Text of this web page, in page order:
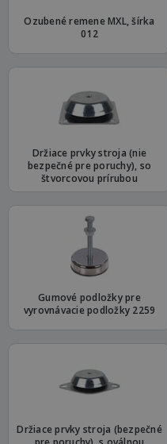
Ozubené remene MXL, šírka
012
Držiace prvky stroja (nie
bezpečné pre poruchy), so
štvorcovou prírubou
Gumové podložky pre
vyrovnávacie podložky 2259
Držiace prvky stroja (bezpečné